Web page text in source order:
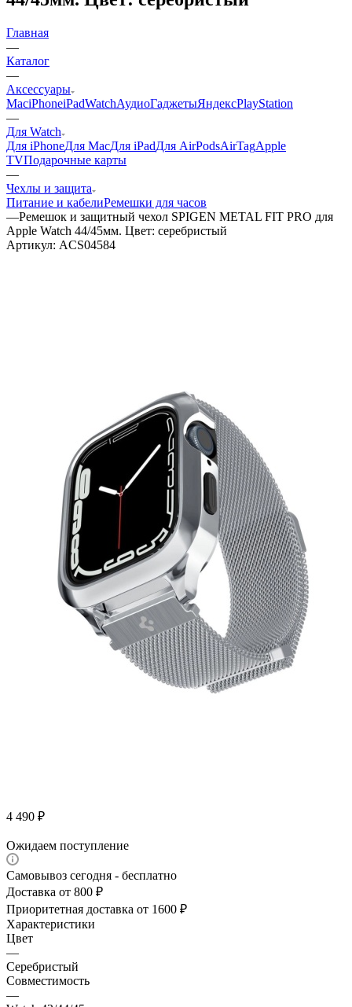
Главная
—
Каталог
—
Аксессуары
MaciPhoneiPadWatchАудиоГаджетыЯндексPlayStation
—
Для Watch
Для iPhoneДля MacДля iPadДля AirPodsAirTagApple
TVПодарочные карты
—
Чехлы и защита
Питание и кабелиРемешки для часов
—Ремешок и защитный чехол SPIGEN METAL FIT PRO для
Apple Watch 44/45мм. Цвет: серебристый
Артикул: ACS04584
4 490 ₽
Ожидаем поступление
Самовывоз сегодня - бесплатно
Доставка от 800 ₽
Приоритетная доставка от 1600 ₽
Характеристики
Цвет
—
Серебристый
Совместимость
—